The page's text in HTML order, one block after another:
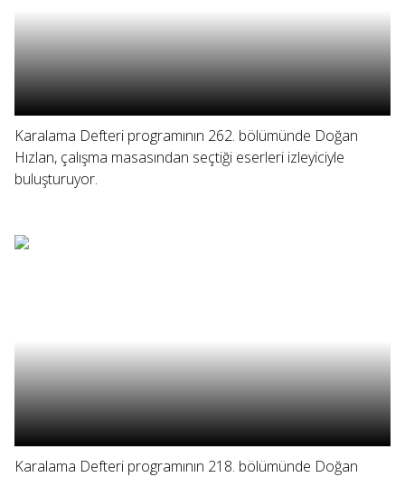
Karalama Defteri programının 262. bölümünde Doğan
Hızlan, çalışma masasından seçtiği eserleri izleyiciyle
buluşturuyor.
Karalama Defteri programının 218. bölümünde Doğan